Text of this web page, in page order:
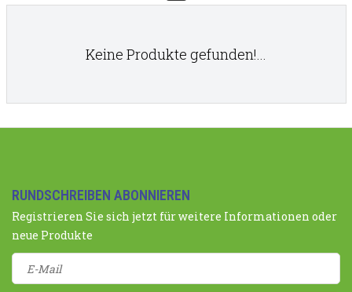
Keine Produkte gefunden!...
RUNDSCHREIBEN ABONNIEREN
Registrieren Sie sich jetzt für weitere Informationen oder
neue Produkte